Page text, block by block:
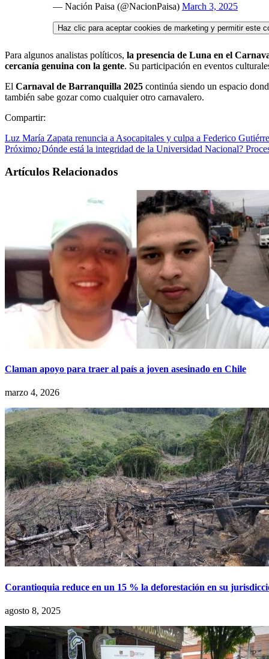
— Nación Paisa (@NacionPaisa) March 3, 2025
Haz clic para aceptar cookies de marketing y permitir este
Para algunos analistas políticos, la presencia de Luna en el
cercanía genuina con la gente. Su participación en eventos
El Carnaval de Barranquilla 2025 continúa siendo un espacio
también sabe gozar como cualquier otro carnavalero.
Compartir:
Luz María Zapata renuncia a Asocapitales y culpa a Federico
Próximo¿Dónde está la integridad de la Universidad Nacional?
Artículos Relacionados
Claman apoyo para traer al país a joven asesinado en Chile
marzo 4, 2026
Corantioquia reduce en un 15 % la deforestación en su
agosto 8, 2025